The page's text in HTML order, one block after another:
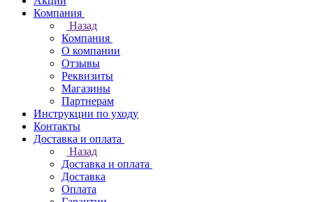
Компания
Назад
Компания
О компании
Отзывы
Реквизиты
Магазины
Партнерам
Инструкции по уходу
Контакты
Доставка и оплата
Назад
Доставка и оплата
Доставка
Оплата